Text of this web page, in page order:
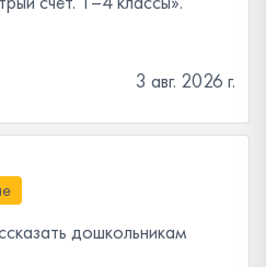
3 авг. 2026 г.
дошкольникам